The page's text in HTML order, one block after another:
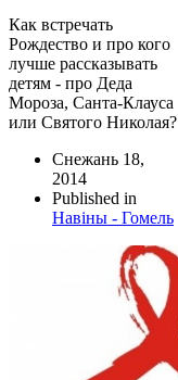
Как встречать
Рождество и про кого
лучше рассказывать
детям - про Деда
Мороза, Санта-Клауса
или Святого Николая?
Снежань 18,
2014
Published in
Навіны - Гомель